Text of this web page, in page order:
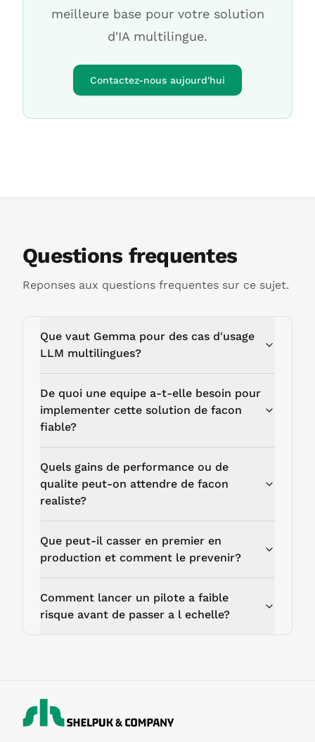
meilleure base pour votre solution
d'IA multilingue.
Contactez-nous aujourd'hui
Questions frequentes
Reponses aux questions frequentes sur ce sujet.
Que vaut Gemma pour des cas d'usage
LLM multilingues?
De quoi une equipe a-t-elle besoin pour
implementer cette solution de facon
fiable?
Quels gains de performance ou de
qualite peut-on attendre de facon
realiste?
Que peut-il casser en premier en
production et comment le prevenir?
Comment lancer un pilote a faible
risque avant de passer a l echelle?